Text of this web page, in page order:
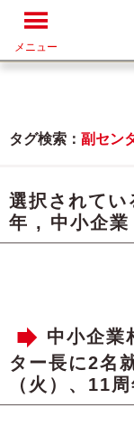
メニュー
タグ検索： 副セン
選択されてい
年 , 中小企業
中小企業
ター長に2名
（火）、11